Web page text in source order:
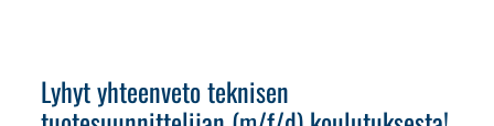
Lyhyt yhteenveto teknisen